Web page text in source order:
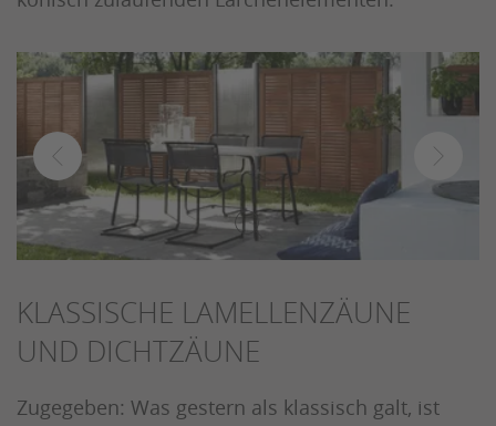
KLASSISCHE LAMELLENZÄUNE
UND DICHTZÄUNE
Zugegeben: Was gestern als klassisch galt, ist